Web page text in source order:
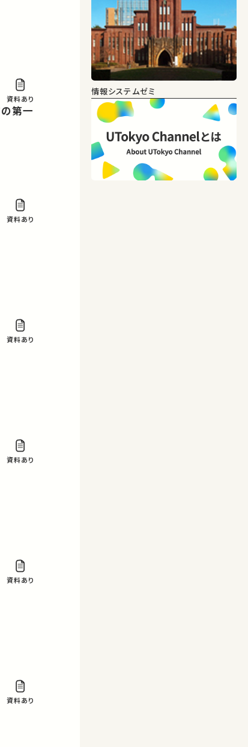
資料あり
資料あり
資料あり
資料あり
資料あり
資料あり
情報システムゼミ